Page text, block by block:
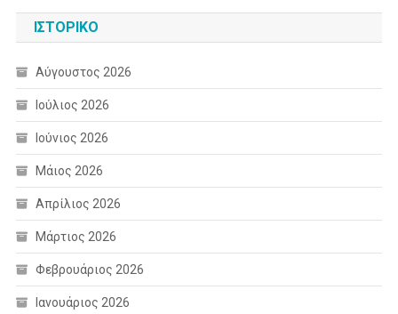
ΙΣΤΟΡΙΚΌ
Αύγουστος 2026
Ιούλιος 2026
Ιούνιος 2026
Μάιος 2026
Απρίλιος 2026
Μάρτιος 2026
Φεβρουάριος 2026
Ιανουάριος 2026